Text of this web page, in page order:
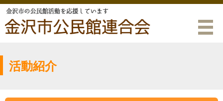
活動紹介